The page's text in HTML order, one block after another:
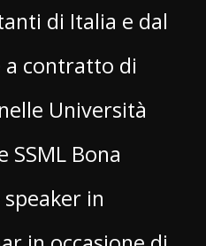
di Italia e dal
a contratto di
nelle Università
SSML Bona
in